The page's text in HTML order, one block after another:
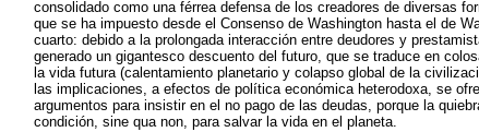
consolidado como una férrea defensa de los creadores de diversas
que se ha impuesto desde el Consenso de Washington hasta el de
cuarto: debido a la prolongada interacción entre deudores y
generado un gigantesco descuento del futuro, que se traduce en
la vida futura (calentamiento planetario y colapso global de la
las implicaciones, a efectos de política económica heterodoxa, se
argumentos para insistir en el no pago de las deudas, porque la
condición, sine qua non, para salvar la vida en el planeta.